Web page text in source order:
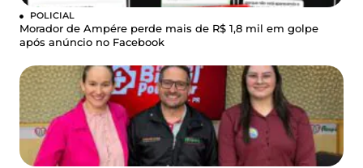
POLICIAL
Morador de Ampére perde mais de R$ 1,8 mil em golpe
após anúncio no Facebook